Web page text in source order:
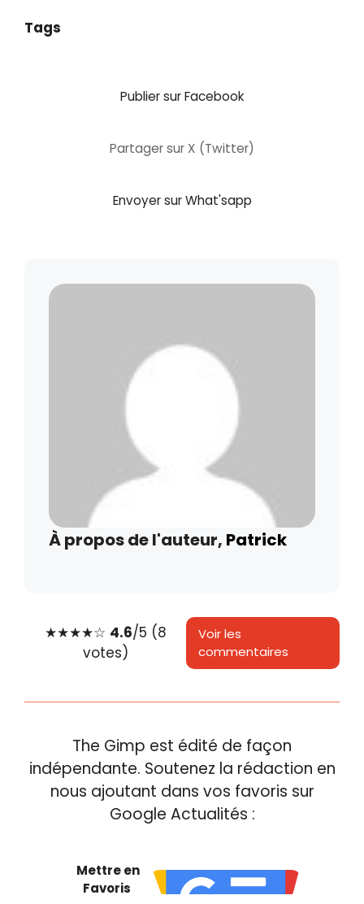
Tags
Publier sur Facebook
Partager sur X (Twitter)
Envoyer sur What'sapp
À propos de l'auteur, Patrick
★★★★☆ 4.6/5 (8
votes)
Voir les
commentaires
The Gimp est édité de façon
indépendante. Soutenez la rédaction en
nous ajoutant dans vos favoris sur
Google Actualités :
Mettre en
Favoris